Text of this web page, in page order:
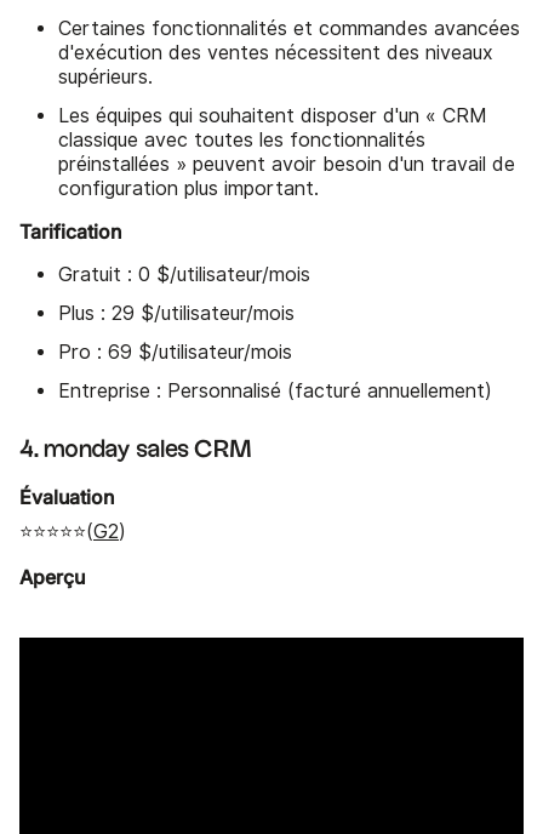
Certaines fonctionnalités et commandes avancées
d'exécution des ventes nécessitent des niveaux
supérieurs.
Les équipes qui souhaitent disposer d'un « CRM
classique avec toutes les fonctionnalités
préinstallées » peuvent avoir besoin d'un travail de
configuration plus important.
Tarification
Gratuit : 0 $/utilisateur/mois
Plus : 29 $/utilisateur/mois
Pro : 69 $/utilisateur/mois
Entreprise : Personnalisé (facturé annuellement)
4. monday sales CRM
Évaluation
⭐⭐⭐⭐⭐(G2)
Aperçu